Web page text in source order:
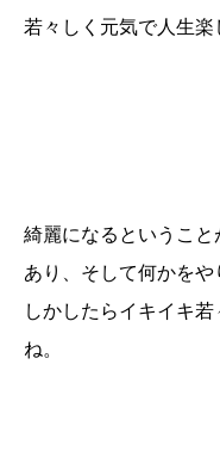
若々しく元気で人生楽
綺麗になるというこ
あり、そして何かを
しかしたらイキイキ
ね。